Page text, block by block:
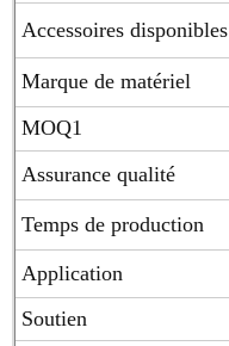
Accessoires disponibles
Marque de matériel
MOQ1
Assurance qualité
Temps de production
Application
Soutien